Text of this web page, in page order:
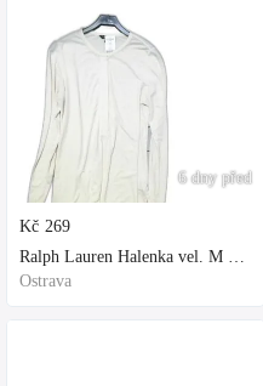
6 dny před
Kč 269
Ralph Lauren Halenka vel. M bílá
Ostrava